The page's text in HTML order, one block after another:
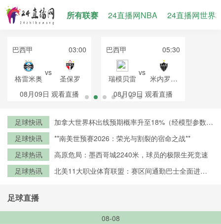
所有联赛 24直播网NBA 24直播网世界
巴西甲 03:00
格雷米奥
vs
圣保罗
08月09日 观看直播
巴西甲 05:30
瑞模贝雷
vs
米内罗竞
技
08月09日 观看直播
足球快讯
加拿大世界杯出线预期概率升至18%（经模型参数修
足球快讯
**南美世预赛2026：荣光与割裂的宿命之战**
足球热讯
高原危局：墨西哥城2240米，球员的极限生死竞速
足球热讯
北美11大职业体育联盟：赛区间通勤巴士全面进入
足球直播
08-08